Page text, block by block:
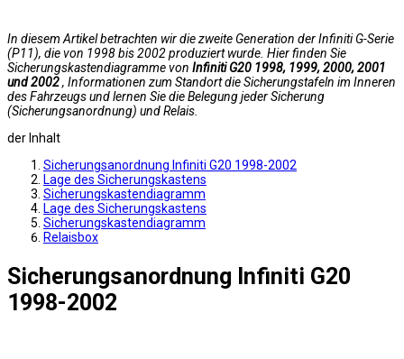
In diesem Artikel betrachten wir die zweite Generation der Infiniti G-Serie
(P11), die von 1998 bis 2002 produziert wurde. Hier finden Sie
Sicherungskastendiagramme von Infiniti G20 1998, 1999, 2000, 2001
und 2002, Informationen zum Standort die Sicherungstafeln im Inneren
des Fahrzeugs und lernen Sie die Belegung jeder Sicherung
(Sicherungsanordnung) und Relais.
der Inhalt
Sicherungsanordnung Infiniti G20 1998-2002
Lage des Sicherungskastens
Sicherungskastendiagramm
Lage des Sicherungskastens
Sicherungskastendiagramm
Relaisbox
Sicherungsanordnung Infiniti G20
1998-2002